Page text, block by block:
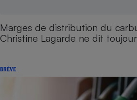
Marges de distribution du
Christine Lagarde ne dit
BRÈVE